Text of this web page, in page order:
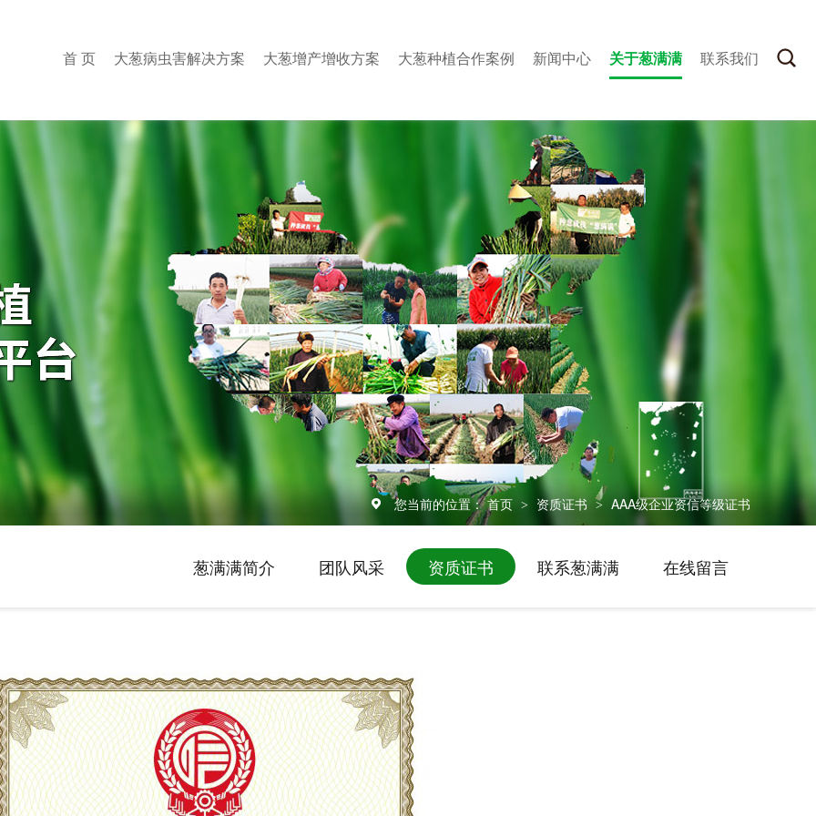
首 页 大葱病虫害解决方案 大葱增产增收方案 大葱种植合作案例 新闻中心 关于葱满满 联系我们
您当前的位置： 首页 > 资质证书 > AAA级企业资信等级证书
葱满满简介 团队风采 资质证书 联系葱满满 在线留言